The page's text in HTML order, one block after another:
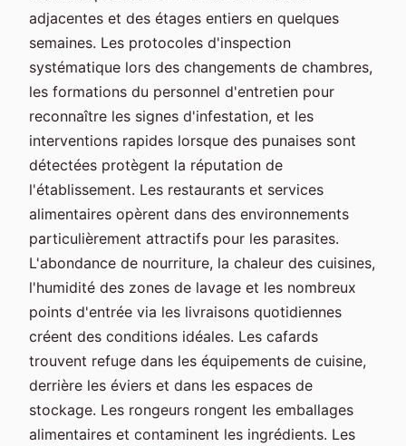
adjacentes et des étages entiers en quelques
semaines. Les protocoles d'inspection
systématique lors des changements de chambres,
les formations du personnel d'entretien pour
reconnaître les signes d'infestation, et les
interventions rapides lorsque des punaises sont
détectées protègent la réputation de
l'établissement. Les restaurants et services
alimentaires opèrent dans des environnements
particulièrement attractifs pour les parasites.
L'abondance de nourriture, la chaleur des cuisines,
l'humidité des zones de lavage et les nombreux
points d'entrée via les livraisons quotidiennes
créent des conditions idéales. Les cafards
trouvent refuge dans les équipements de cuisine,
derrière les éviers et dans les espaces de
stockage. Les rongeurs rongent les emballages
alimentaires et contaminent les ingrédients. Les